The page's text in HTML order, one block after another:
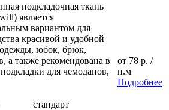
подкладочная ткань
является
вариантом для
красивой и удобной
юбок, брюк,
а также рекомендована в
подкладки для чемоданов,
стандарт
от 78 р. /
п.м
Подробнее